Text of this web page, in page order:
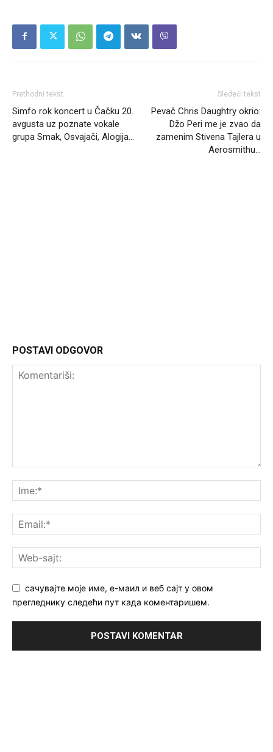
Prethodni tekst
Simfo rok koncert u Čačku 20.
avgusta uz poznate vokale
grupa Smak, Osvajači, Alogija…
Sledeći tekst
Pevač Chris Daughtry okrio:
Džo Peri me je zvao da
zamenim Stivena Tajlera u
Aerosmithu…
POSTAVI ODGOVOR
сачувајте моје име, е-маил и веб сајт у овом
прегледнику следећи пут када коментаришем.